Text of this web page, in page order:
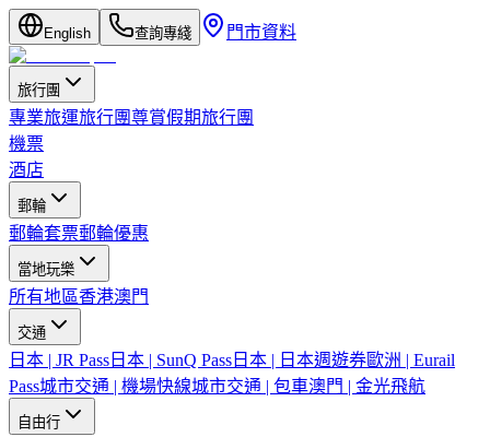
English 查詢專綫 門市資料
旅行團
專業旅運旅行團尊賞假期旅行團
機票
酒店
郵輪
郵輪套票郵輪優惠
當地玩樂
所有地區香港澳門
交通
日本 | JR Pass 日本 | SunQ Pass 日本 | 日本週遊券歐洲 | Eurail
Pass城市交通 | 機場快線城市交通 | 包車澳門 | 金光飛航
自由行